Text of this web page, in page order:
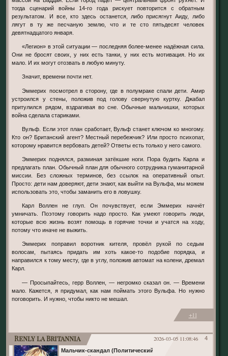
тогда сценарий войны 14-го года рискует повторится с обратным
результатом. И все, кто здесь останется, либо присягнут Аиду, либо
лягут в ту же песчаную землю, что и те сто пятьдесят человек
девятнадцатого января.
«Легион» в этой ситуации — последняя более-менее надёжная сила.
Они не бросят своих, у них есть танки, у них есть мотивация. Но их
мало. И их могут отозвать в любую минуту.
Значит, времени почти нет.
Эммерих посмотрел в сторону, где в полумраке спали дети. Амир
устроился у стены, положив под голову свернутую куртку. Джабал
притулился рядом, вздрагивая во сне. Обычные мальчишки, которых
война сделала стариками.
Вульф. Если этот план сработает, Вульф станет ключом ко многому.
Кто он? Британский агент? Местный перебежчик? Или просто психопат,
которому нравится вербовать детей? Ответы есть только у него самого.
Эммерих поднялся, разминая затёкшие ноги. Пора будить Карла и
предлагать план. Обычный план для обычного сотрудника гуманитарной
миссии. Без сложных терминов, без ссылок на оперативный опыт.
Просто: дети нам доверяют, дети знают, как выйти на Вульфа, мы можем
использовать это, чтобы заманить его в ловушку.
Карл Воллен не глуп. Он почувствует, если Эммерих начнёт
умничать. Поэтому говорить надо просто. Как умеют говорить люди,
которые всю жизнь возят помощь в горячие точки и учатся на ходу,
потому что иначе не выжить.
Эммерих поправил воротник кителя, провёл рукой по седым
волосам, пытаясь придать им хоть какое-то подобие порядка, и
направился к тому месту, где в углу, положив автомат на колени, дремал
Карл.
— Просыпайтесь, герр Воллен, — негромко сказал он. — Времени
мало. Кажется, я придумал, как нам поймать этого Вульфа. Но нужно
поговорить. И нужно, чтобы никто не мешал.
+11
4
2026-03-05 11:08:46
Renly la Britannia
Мальчик-скандал (Политический)